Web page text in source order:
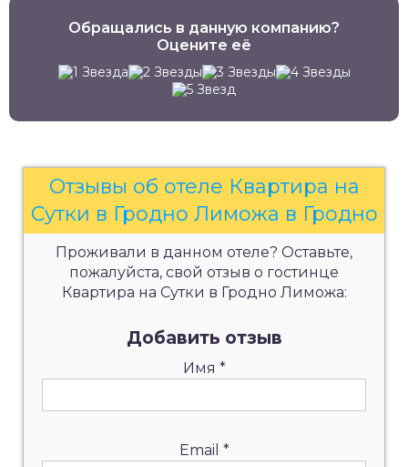
Обращались в данную компанию?
Оцените её
Отзывы об отеле Квартира на
Сутки в Гродно Лиможа в Гродно
Проживали в данном отеле? Оставьте,
пожалуйста, свой отзыв о гостинце
Квартира на Сутки в Гродно Лиможа:
Добавить отзыв
Имя *
Email *